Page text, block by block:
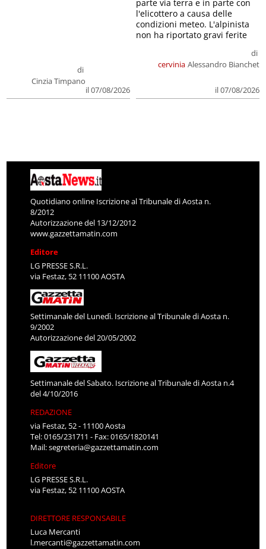
di
Cinzia Timpano
il 07/08/2026
cervinia
di
Alessandro Bianchet
il 07/08/2026
parte via terra e in parte con
l'elicottero a causa delle
condizioni meteo. L'alpinista
non ha riportato gravi ferite
Quotidiano online Iscrizione al Tribunale di Aosta n.
8/2012
Autorizzazione del 13/12/2012
www.gazzettamatin.com
Editore
LG PRESSE S.R.L.
via Festaz, 52 11100 AOSTA
Settimanale del Lunedì. Iscrizione al Tribunale di Aosta n.
9/2002
Autorizzazione del 20/05/2002
Settimanale del Sabato. Iscrizione al Tribunale di Aosta n.4
del 4/10/2016
REDAZIONE
via Festaz, 52 - 11100 Aosta
Tel: 0165/231711 - Fax: 0165/1820141
Mail:segreteria@gazzettamatin.com
Editore
LG PRESSE S.R.L.
via Festaz, 52 11100 AOSTA
DIRETTORE RESPONSABILE
Luca Mercanti
l.mercanti@gazzettamatin.com